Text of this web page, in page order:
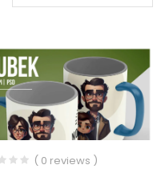
( 0 reviews )